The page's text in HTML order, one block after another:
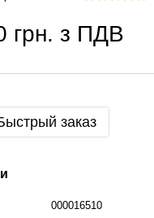
грн. з ПДВ
заказ
000016510